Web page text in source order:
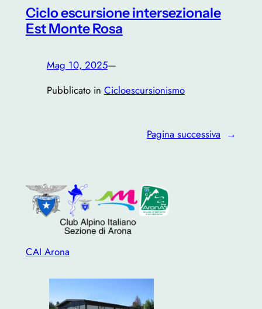
Ciclo escursione intersezionale
Est Monte Rosa
Mag 10, 2025—
Pubblicato in Cicloescursionismo
Pagina successiva →
CAI Arona